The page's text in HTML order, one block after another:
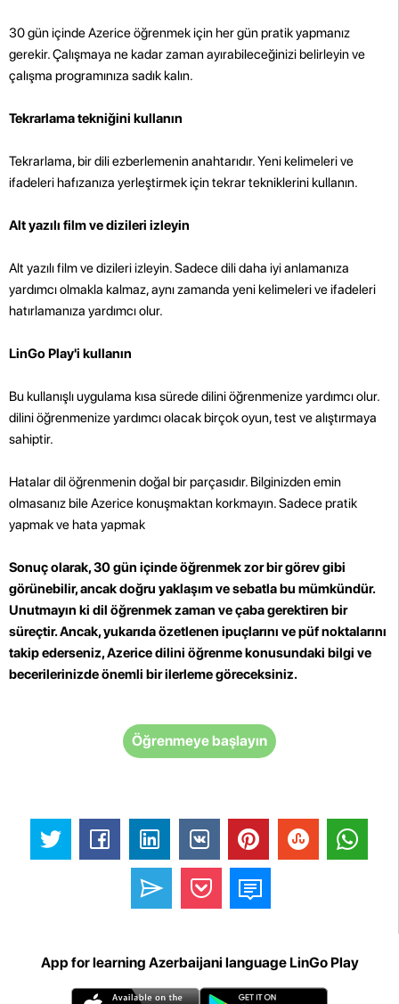
30 gün içinde Azerice öğrenmek için her gün pratik yapmanız
gerekir. Çalışmaya ne kadar zaman ayırabileceğinizi belirleyin ve
çalışma programınıza sadık kalın.
Tekrarlama tekniğini kullanın
Tekrarlama, bir dili ezberlemenin anahtarıdır. Yeni kelimeleri ve
ifadeleri hafızanıza yerleştirmek için tekrar tekniklerini kullanın.
Alt yazılı film ve dizileri izleyin
Alt yazılı film ve dizileri izleyin. Sadece dili daha iyi anlamanıza
yardımcı olmakla kalmaz, aynı zamanda yeni kelimeleri ve ifadeleri
hatırlamanıza yardımcı olur.
LinGo Play'i kullanın
Bu kullanışlı uygulama kısa sürede dilini öğrenmenize yardımcı olur.
dilini öğrenmenize yardımcı olacak birçok oyun, test ve alıştırmaya
sahiptir.
Hatalar dil öğrenmenin doğal bir parçasıdır. Bilginizden emin
olmasanız bile Azerice konuşmaktan korkmayın. Sadece pratik
yapmak ve hata yapmak
Sonuç olarak, 30 gün içinde öğrenmek zor bir görev gibi
görünebilir, ancak doğru yaklaşım ve sebatla bu mümkündür.
Unutmayın ki dil öğrenmek zaman ve çaba gerektiren bir
süreçtir. Ancak, yukarıda özetlenen ipuçlarını ve püf noktalarını
takip ederseniz, Azerice dilini öğrenme konusundaki bilgi ve
becerilerinizde önemli bir ilerleme göreceksiniz.
Öğrenmeye başlayın
App for learning Azerbaijani language LinGo Play